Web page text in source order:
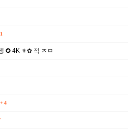
1
✪ 4K ⚜✿ 적 ㅈㅁ
+ 4